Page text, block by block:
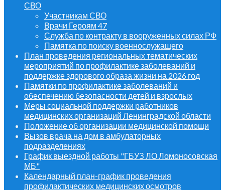
СВО
Участникам СВО
Врачи Героям 47
Служба по контракту в вооруженных силах РФ
Памятка по поиску военнослужащего
План проведения региональных тематических
мероприятий по профилактике заболеваний и
поддержке здорового образа жизни на 2026 год
Памятки по профилактике заболеваний и
обеспечению безопасности детей и взрослых
Меры социальной поддержки работников
медицинских организаций Ленинградской области
Положение об организации медицинской помощи
Вызов врача на дом в амбулаторных
подразделениях
График выездной работы "ГБУЗ ЛО Ломоносовская
МБ"
Календарный план-график проведения
профилактических медицинских осмотров